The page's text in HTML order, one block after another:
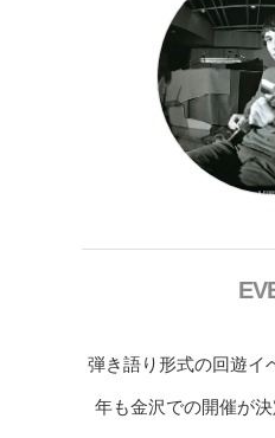
弾き語り形式の回遊イ
年も金沢での開催